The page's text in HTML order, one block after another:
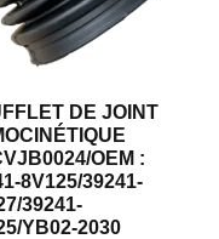
DE JOINT
OEM :
8V125/39241-
39241-
YB02-2030